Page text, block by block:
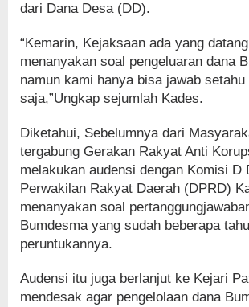
dari Dana Desa (DD).
“Kemarin, Kejaksaan ada yang
menanyakan soal pengeluaran dana
namun kami hanya bisa jawab setahu
saja,”Ungkap sejumlah Kades.
Diketahui, Sebelumnya dari
tergabung Gerakan Rakyat Anti
melakukan audensi dengan Komisi D
Perwakilan Rakyat Daerah (DPRD)
menanyakan soal
Bumdesma yang sudah beberapa
peruntukannya.
Audensi itu juga berlanjut ke Kejari
mendesak agar pengelolaan dana